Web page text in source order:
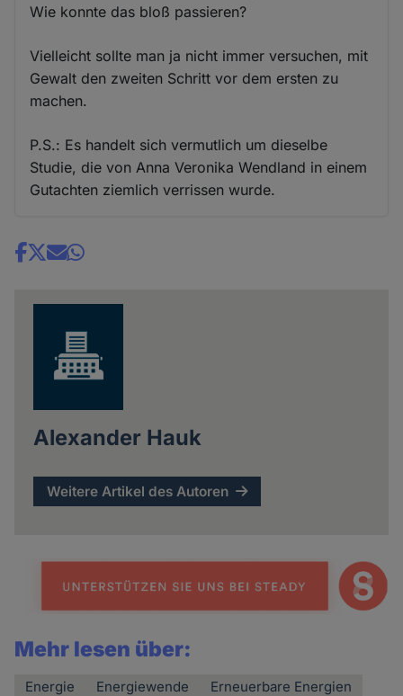
Wie konnte das bloß passieren?
Vielleicht sollte man ja nicht immer versuchen, mit
Gewalt den zweiten Schritt vor dem ersten zu
machen.
P.S.: Es handelt sich vermutlich um dieselbe
Studie, die von Anna Veronika Wendland in einem
Gutachten ziemlich verrissen wurde.
Share
Alexander Hauk
Weitere Artikel des Autoren
Mehr lesen über:
Energie Energiewende Erneuerbare Energien